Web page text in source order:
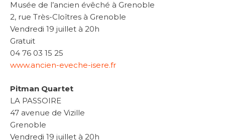
Musée de l’ancien évêché à Grenoble
2, rue Très-Cloîtres à Grenoble
Vendredi 19 juillet à 20h
Gratuit
04 76 03 15 25
www.ancien-eveche-isere.fr
Pitman Quartet
LA PASSOIRE
47 avenue de Vizille
Grenoble
Vendredi 19 juillet à 20h